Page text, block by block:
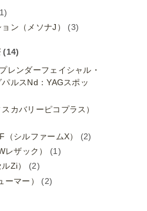
ン（メソナJ）
(3)
(14)
レンダーフェイシャル・
ルスNd：YAGスポッ
カバリーピコプラス）
シルファームX）
(2)
レザック）
(1)
Zi）
(2)
マー）
(2)